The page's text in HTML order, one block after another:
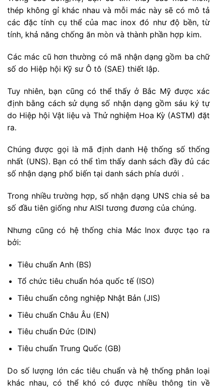
thép không gỉ khác nhau và mỗi mác này sẽ có mô tả
các đặc tính cụ thể của mac inox đó như độ bền, từ
tính, khả năng chống ăn mòn và thành phần hợp kim.
Các mác cũ hơn thường có mã nhận dạng gồm ba chữ
số do Hiệp hội Kỹ sư Ô tô (SAE) thiết lập.
Tuy nhiên, bạn cũng có thể thấy ở Bắc Mỹ được xác
định bằng cách sử dụng số nhận dạng gồm sáu ký tự
do Hiệp hội Vật liệu và Thử nghiệm Hoa Kỳ (ASTM) đặt
ra.
Chúng được gọi là mã định danh Hệ thống số thống
nhất (UNS). Bạn có thể tìm thấy danh sách đầy đủ các
số nhận dạng phổ biến tại danh sách phía dưới .
Trong nhiều trường hợp, số nhận dạng UNS chia sẻ ba
số đầu tiên giống như AISI tương đương của chúng.
Nhưng cũng có hệ thống chia Mác Inox được tạo ra
bởi:
Tiêu chuẩn Anh (BS)
Tổ chức tiêu chuẩn hóa quốc tế (ISO)
Tiêu chuẩn công nghiệp Nhật Bản (JIS)
Tiêu chuẩn Châu Âu (EN)
Tiêu chuẩn Đức (DIN)
Tiêu chuẩn Trung Quốc (GB)
Do số lượng lớn các tiêu chuẩn và hệ thống phân loại
khác nhau, có thể khó có được nhiều thông tin về